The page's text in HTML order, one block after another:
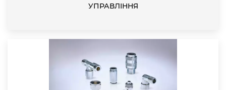
УПРАВЛІННЯ